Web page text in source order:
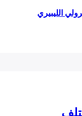
الليبيري